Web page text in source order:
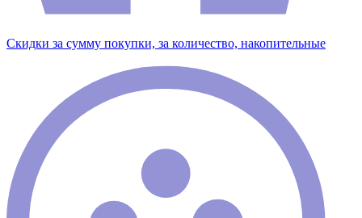
Скидки за сумму покупки, за количество, накопительные